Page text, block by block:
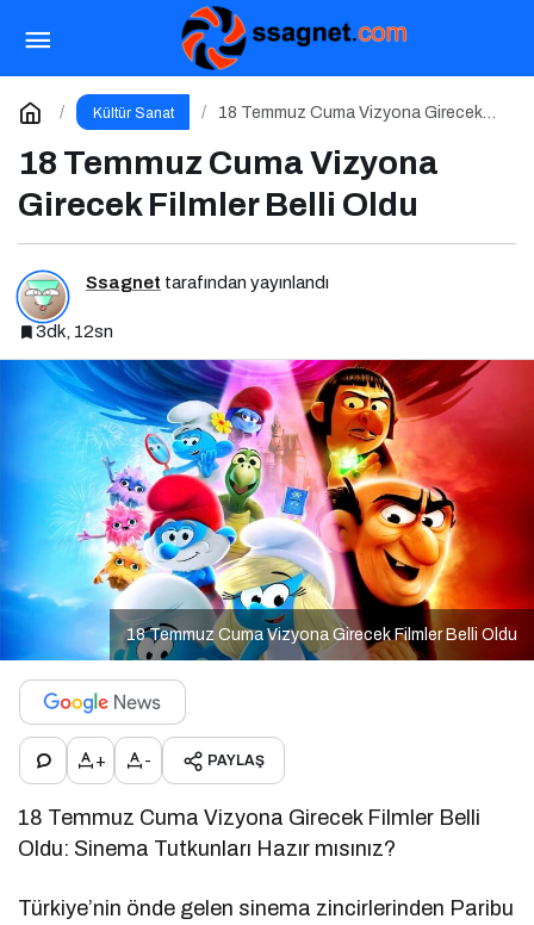
Kültür Sanat
18 Temmuz Cuma Vizyona Girecek
18 Temmuz Cuma Vizyona
Girecek Filmler Belli Oldu
Ssagnet tarafından yayınlandı
3dk, 12sn
18 Temmuz Cuma Vizyona Girecek Filmler Belli Oldu
+ - PAYLAŞ
18 Temmuz Cuma Vizyona Girecek Filmler Belli
Oldu: Sinema Tutkunları Hazır mısınız?
Türkiye’nin önde gelen sinema zincirlerinden Paribu
Bu Hafta Vizyona Girecek Filmler Belli Oldu:
Sinema Keyfi Paribu Cineverse’te Başlıyor!
Yorum Yap